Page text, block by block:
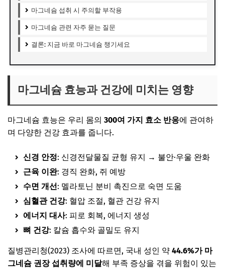
마그네슘 섭취 시 주의할 부작용
마그네슘 관련 자주 묻는 질문
결론: 지금 바로 마그네슘 챙기세요
마그네슘 효능과 건강에 미치는 영향
마그네슘 효능은 우리 몸의 300여 가지 효소 반응에 관여하
며 다양한 건강 효과를 줍니다.
신경 안정: 신경전달물질 균형 유지 → 불안·우울 완화
근육 이완: 경직 완화, 쥐 예방
수면 개선: 멜라토닌 분비 촉진으로 숙면 도움
심혈관 건강: 혈압 조절, 혈관 건강 유지
에너지 대사: 피로 회복, 에너지 생성
뼈 건강: 칼슘 흡수와 골밀도 유지
질병관리청(2023) 조사에 따르면, 국내 성인 약 44.6%가 마
그네슘 권장 섭취량에 미달해 부족 증상을 겪을 위험이 있는